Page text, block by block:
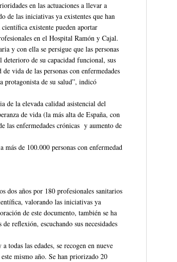
en las actuaciones a llevar a
de las iniciativas ya existentes que han
existente pueden aportar
en el Hospital Ramón y Cajal.
y con ella se persigue que las personas
deterioro de su capacidad funcional, sus
vida de las personas con enfermedades
protagonista de su salud”, indicó
de la elevada calidad asistencial del
de vida (la más alta de España, con
las enfermedades crónicas y aumento de
de 100.000 personas con enfermedad
dos años por 180 profesionales sanitarios
valorando las iniciativas ya
de este documento, también se ha
reflexión, escuchando sus necesidades
todas las edades, se recogen en nueve
mismo año. Se han priorizado 20